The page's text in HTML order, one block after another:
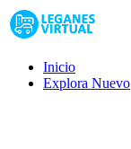
Inicio
Explora Nuevo